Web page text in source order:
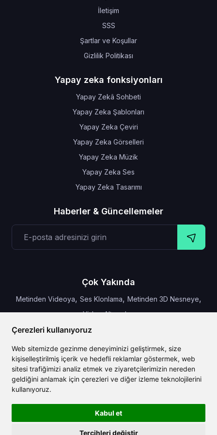
Çerezleri kullanıyoruz
Web sitemizde gezinme deneyiminizi geliştirmek, size
kişiselleştirilmiş içerik ve hedefli reklamlar göstermek, web
sitesi trafiğimizi analiz etmek ve ziyaretçilerimizin nereden
geldiğini anlamak için çerezleri ve diğer izleme teknolojilerini
kullanıyoruz.
Kabul et
Tercihleri değiştir
İletişim
SSS
Şartlar ve Koşullar
Gizlilik Politikası
Yapay zeka fonksiyonları
Yapay Zekâ Sohbeti
Yapay Zeka Şablonları
Yapay Zeka Çeviri
Yapay Zeka Görselleri
Yapay Zeka Müzik
Yapay Zeka Ses
Yapay Zeka Tasarımı
Haberler & Güncellemeler
Çok Yakında
Metinden Videoya, Ses Klonlama, Metinden 3D Nesneye,
Video Altyazıları
CLAILA, dünya çapında mevcut olan en iyi yapay zeka
özelliklerini bir araya getirir